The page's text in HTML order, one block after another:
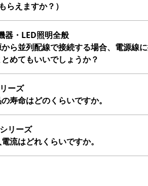
らえますか？）
器・LED照明全般
ら並列配線で接続する場合、電源線
めてもいいでしょうか？
ーズ
寿命はどのくらいですか。
リーズ
流はどれくらいですか。